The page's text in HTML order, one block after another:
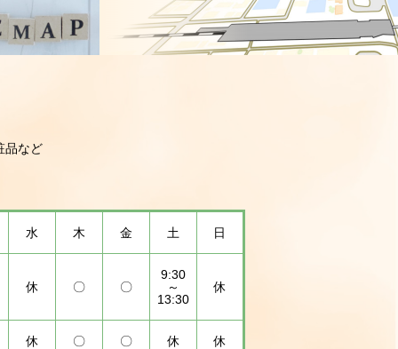
品など
水 木 金 土 日
休 〇 〇
9:30
～
13:30
休
休 〇 〇 休 休